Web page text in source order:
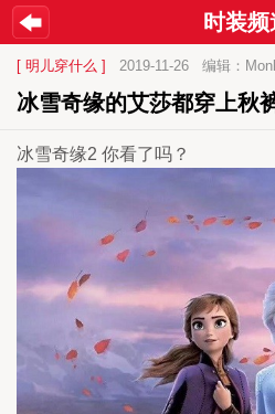
时装频
[ 明儿穿什么 ] 2019-11-26 编辑：
冰雪奇缘的艾莎都穿上秋
冰雪奇缘2 你看了吗？